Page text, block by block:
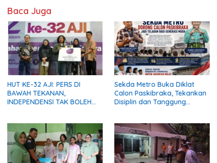
Baca Juga
HUT KE-32 AJI: PERS DI
BAWAH TEKANAN,
INDEPENDENSI TAK BOLEH
Sekda Metro Buka Diklat
Calon Paskibraka, Tekankan
Disiplin dan Tanggung